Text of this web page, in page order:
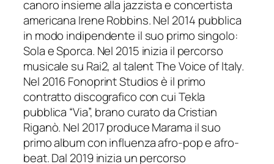
canoro insieme alla jazzista e concertista
americana Irene Robbins. Nel 2014 pubblica
in modo indipendente il suo primo singolo:
Sola e Sporca. Nel 2015 inizia il percorso
musicale su Rai2, al talent The Voice of Italy.
Nel 2016 Fonoprint Studios è il primo
contratto discografico con cui Tekla
pubblica “Via”, brano curato da Cristian
Riganò. Nel 2017 produce Marama il suo
primo album con influenza afro-pop e afro-
beat. Dal 2019 inizia un percorso